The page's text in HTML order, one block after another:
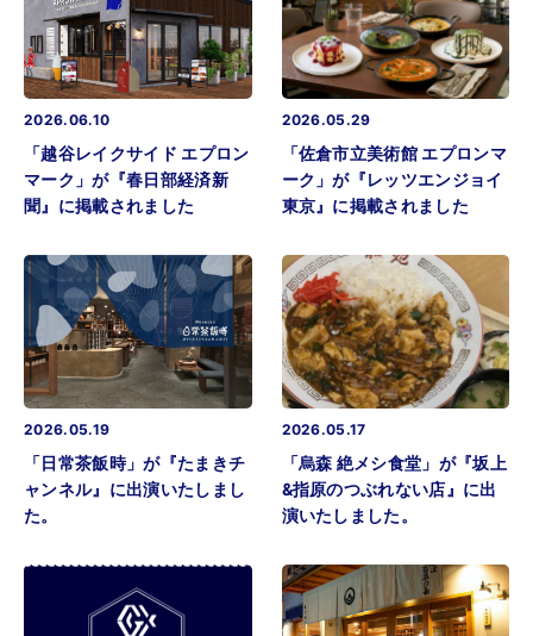
2026.06.10
「越谷レイクサイド エプロン
マーク」が『春日部経済新
聞』に掲載されました
2026.05.29
「佐倉市立美術館 エプロンマ
ーク」が『レッツエンジョイ
東京』に掲載されました
2026.05.19
「日常茶飯時」が『たまきチ
ャンネル』に出演いたしまし
た。
2026.05.17
「烏森 絶メシ食堂」が『坂上
&指原のつぶれない店』に出
演いたしました。